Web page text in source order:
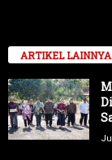
ARTIKEL LAINNYA